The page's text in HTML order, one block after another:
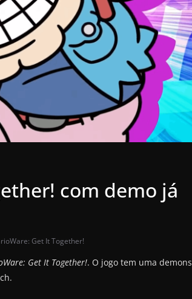
com demo já
Get It Together!
Get It Together!. O jogo tem uma